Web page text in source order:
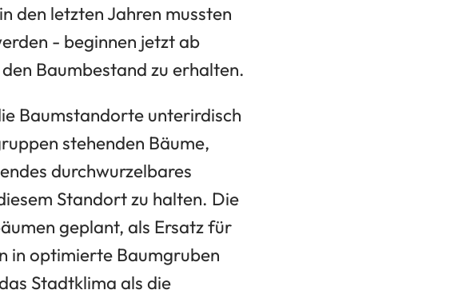
den letzten Jahren mussten
- beginnen jetzt ab
Baumbestand zu erhalten.
Baumstandorte unterirdisch
stehenden Bäume,
durchwurzelbares
Standort zu halten. Die
geplant, als Ersatz für
in optimierte Baumgruben
Stadtklima als die